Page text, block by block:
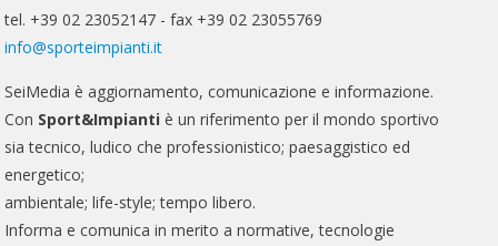
tel. +39 02 23052147 - fax +39 02 23055769
info@sporteimpianti.it
SeiMedia è aggiornamento, comunicazione e informazione.
Con Sport&Impianti è un riferimento per il mondo sportivo
sia tecnico, ludico che professionistico; paesaggistico ed
energetico;
ambientale; life-style; tempo libero.
Informa e comunica in merito a normative, tecnologie